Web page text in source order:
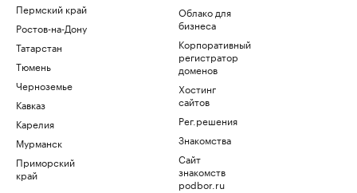
Пермский край
Ростов-на-Дону
Татарстан
Тюмень
Черноземье
Кавказ
Карелия
Мурманск
Приморский
край
Облако для
бизнеса
Корпоративный
регистратор
доменов
Хостинг
сайтов
Рег.решения
Знакомства
Сайт
знакомств
podbor.ru